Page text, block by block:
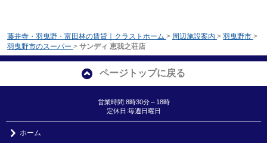
藤井寺・羽曳野・富田林の賃貸｜クラストホーム > 周辺施設案内 > 羽曳野市 >
羽曳野市のスーパー > サンディ 恵我之荘店
ページトップに戻る
営業時間:8時30分～18時
定休日:毎週日曜日
ホーム